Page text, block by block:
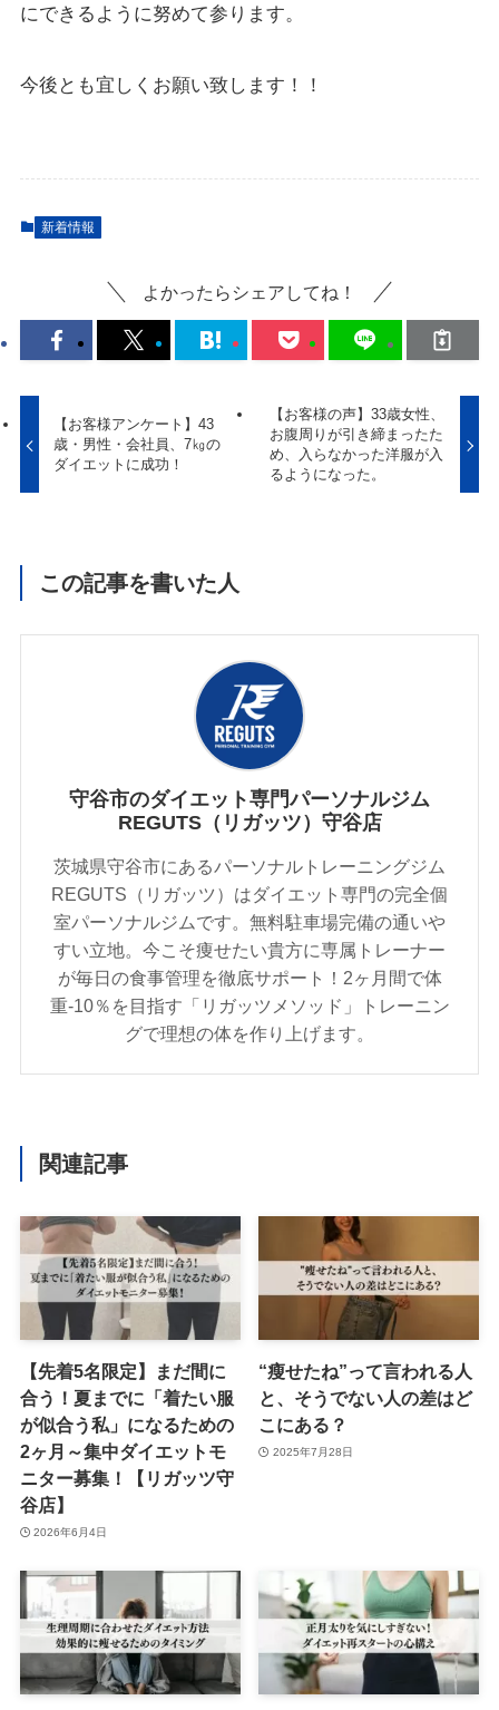
にできるように努めて参ります。
今後とも宜しくお願い致します！！
新着情報
よかったらシェアしてね！
【お客様アンケート】43
歳・男性・会社員、7㎏の
ダイエットに成功！
【お客様の声】33歳女性、
お腹周りが引き締まったた
め、入らなかった洋服が入
るようになった。
この記事を書いた人
守谷市のダイエット専門パーソナルジム
REGUTS（リガッツ）守谷店
茨城県守谷市にあるパーソナルトレーニングジム
REGUTS（リガッツ）はダイエット専門の完全個
室パーソナルジムです。無料駐車場完備の通いや
すい立地。今こそ痩せたい貴方に専属トレーナー
が毎日の食事管理を徹底サポート！2ヶ月間で体
重-10％を目指す「リガッツメソッド」トレーニン
グで理想の体を作り上げます。
関連記事
【先着5名限定】まだ間に
合う！夏までに「着たい服
が似合う私」になるための
2ヶ月～集中ダイエットモ
ニター募集！【リガッツ守
谷店】
2026年6月4日
“瘦せたね”って言われる人
と、そうでない人の差はど
こにある？
2025年7月28日